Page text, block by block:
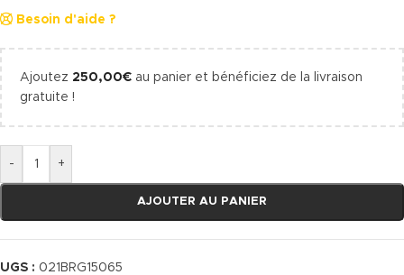
Besoin d'aide ?
Ajoutez 250,00€ au panier et bénéficiez de la livraison
gratuite !
- +
AJOUTER AU PANIER
UGS : 021BRG15065